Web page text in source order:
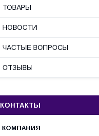
ТОВАРЫ
НОВОСТИ
ЧАСТЫЕ ВОПРОСЫ
ОТЗЫВЫ
КОНТАКТЫ